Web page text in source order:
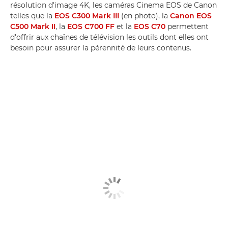
résolution d'image 4K, les caméras Cinema EOS de Canon
telles que la EOS C300 Mark III (en photo), la Canon EOS
C500 Mark II, la EOS C700 FF et la EOS C70 permettent
d'offrir aux chaînes de télévision les outils dont elles ont
besoin pour assurer la pérennité de leurs contenus.